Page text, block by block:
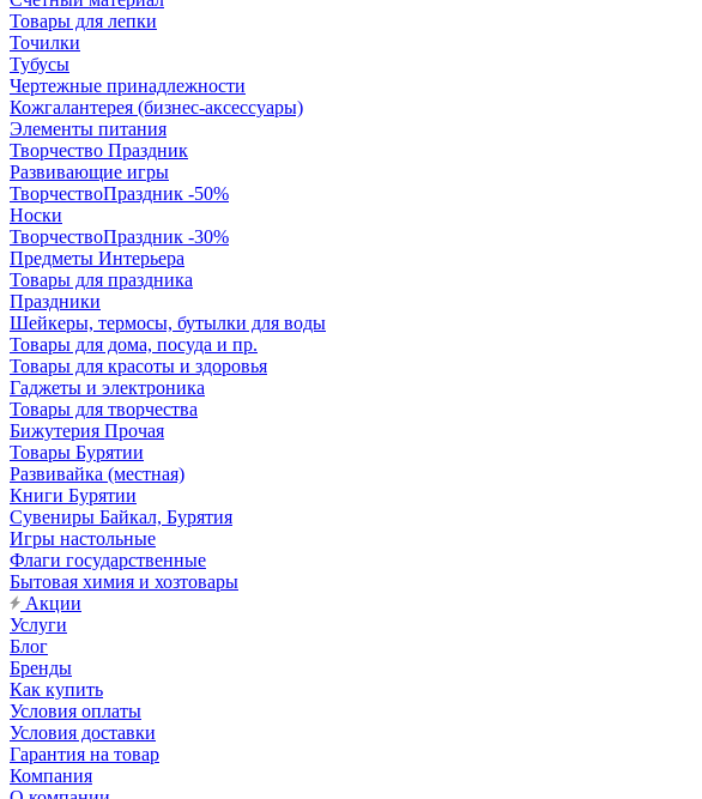
Товары для лепки
Точилки
Тубусы
Чертежные принадлежности
Кожгалантерея (бизнес-аксессуары)
Элементы питания
Творчество Праздник
Развивающие игры
ТворчествоПраздник -50%
Носки
ТворчествоПраздник -30%
Предметы Интерьера
Товары для праздника
Праздники
Шейкеры, термосы, бутылки для воды
Товары для дома, посуда и пр.
Товары для красоты и здоровья
Гаджеты и электроника
Товары для творчества
Бижутерия Прочая
Товары Бурятии
Развивайка (местная)
Книги Бурятии
Сувениры Байкал, Бурятия
Игры настольные
Флаги государственные
Бытовая химия и хозтовары
Акции
Услуги
Блог
Бренды
Как купить
Условия оплаты
Условия доставки
Гарантия на товар
Компания